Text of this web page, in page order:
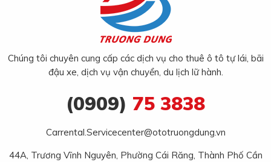
Chúng tôi chuyên cung cấp các dịch vụ cho thuê ô tô tự lái, bãi
đậu xe, dịch vụ vận chuyển, du lịch lữ hành.
(0909) 75 3838
Carrental.Servicecenter@ototruongdung.vn
44A, Trương Vĩnh Nguyên, Phường Cái Răng, Thành Phố Cần